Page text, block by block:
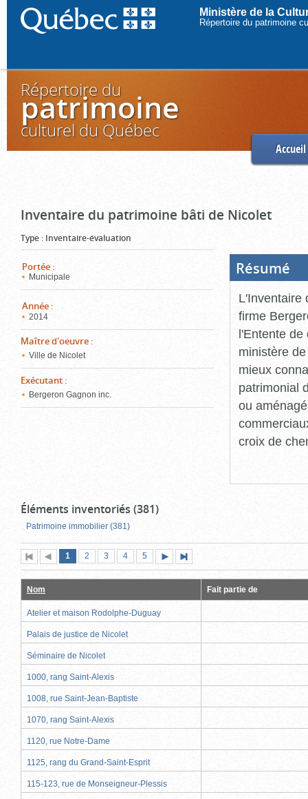
Ministère de la
Répertoire du patrimoine
Répertoire du
patrimoine
culturel du Québec
Accueil
Inventaire du patrimoine bâti de Nicolet
Type : Inventaire-évaluation
Portée :
Municipale
Année :
2014
Maître d'oeuvre :
Ville de Nicolet
Exécutant :
Bergeron Gagnon inc.
Résumé
L'Inventaire
firme
l'Entente de
ministère
mieux
patrimonial
ou
croix de
Éléments inventoriés (381)
Patrimoine immobilier (381)
Première
page
Page
précédente
Page
1 (page
actuelle)
Page
2 Page
3 Page
4 Page
5
suivante
page
Nom Fait partie de
Atelier et maison Rodolphe-Duguay
Palais de justice de Nicolet
Séminaire de Nicolet
1000, rang Saint-Alexis
1008, rue Saint-Jean-Baptiste
1070, rang Saint-Alexis
1120, rue Notre-Dame
1125, rang du Grand-Saint-Esprit
115-123, rue de Monseigneur-Plessis